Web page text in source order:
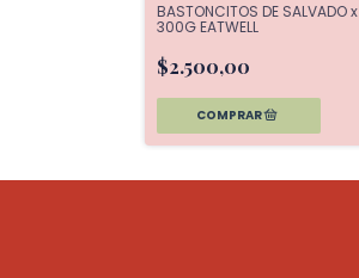
BASTONCITOS DE SALVADO x
300G EATWELL
$2.500,00